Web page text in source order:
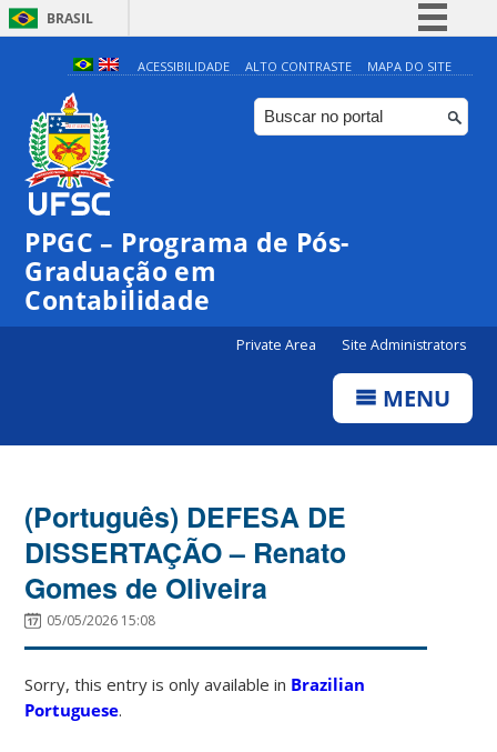
BRASIL
Simplifique!
Comunica BR
Participe
Canais
ACESSIBILIDADE ALTO CONTRASTE MAPA DO SITE
PPGC – Programa de Pós-
Graduação em
Contabilidade
Private Area Site Administrators
MENU
(Português) DEFESA DE
DISSERTAÇÃO – Renato
Gomes de Oliveira
05/05/2026 15:08
Sorry, this entry is only available in Brazilian
Portuguese.